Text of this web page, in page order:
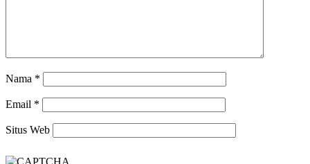
Nama *
Email *
Situs Web